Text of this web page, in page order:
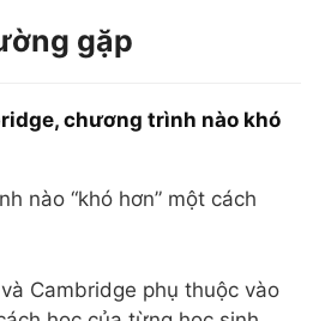
gặp
chương trình nào khó
nào “khó hơn” một cách
Cambridge phụ thuộc vào